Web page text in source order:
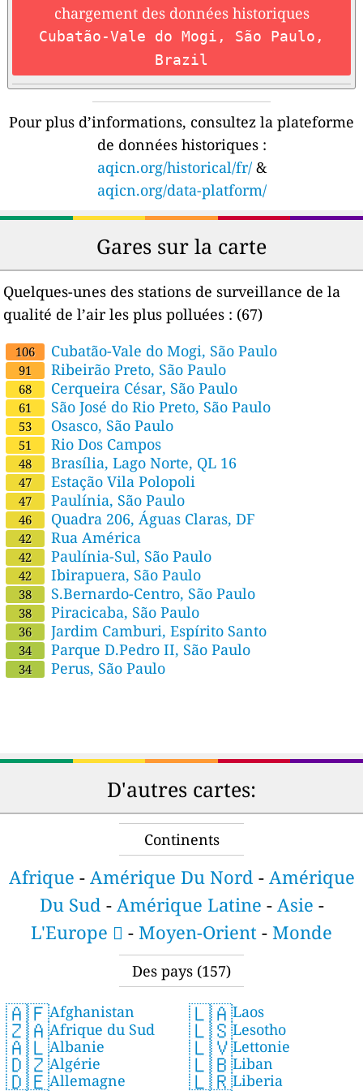
chargement des données historiques
Cubatão-Vale do Mogi, São Paulo,
Brazil
Pour plus d’informations, consultez la plateforme
de données historiques :
aqicn.org/historical/fr/&
aqicn.org/data-platform/
Gares sur la carte
Quelques-unes des stations de surveillance de la
qualité de l’air les plus polluées : (67)
106 Cubatão-Vale do Mogi, São Paulo
91 Ribeirão Preto, São Paulo
68 Cerqueira César, São Paulo
61 São José do Rio Preto, São Paulo
53 Osasco, São Paulo
51 Rio Dos Campos
48 Brasília, Lago Norte, QL 16
47 Estação Vila Polopoli
47 Paulínia, São Paulo
46 Quadra 206, Águas Claras, DF
42 Rua América
42 Paulínia-Sul, São Paulo
42 Ibirapuera, São Paulo
38 S.Bernardo-Centro, São Paulo
38 Piracicaba, São Paulo
36 Jardim Camburi, Espírito Santo
34 Parque D.Pedro II, São Paulo
34 Perus, São Paulo
D'autres cartes:
Continents
Afrique - Amérique Du Nord- Amérique
Du Sud - Amérique Latine - Asie -
L'Europe  - Moyen-Orient - Monde
Des pays (157)
🇦🇫Afghanistan
🇿🇦Afrique du Sud
🇦🇱Albanie
🇩🇿Algérie
🇩🇪Allemagne
🇱🇦Laos
🇱🇸Lesotho
🇱🇻Lettonie
🇱🇧Liban
🇱🇷Liberia